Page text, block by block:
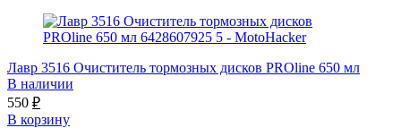
Лавр 3516 Очиститель тормозных дисков PROline 650 мл
В наличии
550 ₽
В корзину